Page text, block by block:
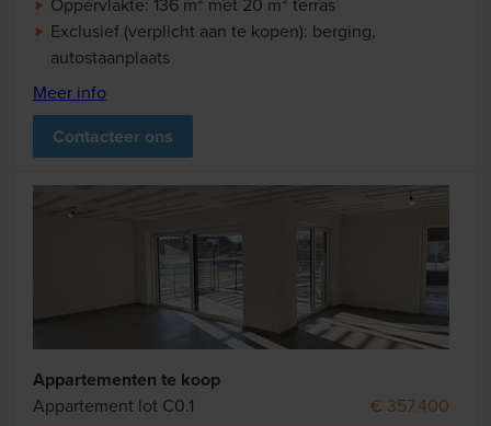
Exclusief (verplicht aan te kopen): berging,
autostaanplaats
Meer info
Contacteer ons
Appartementen te koop
Appartement lot C0.1
€ 357.400